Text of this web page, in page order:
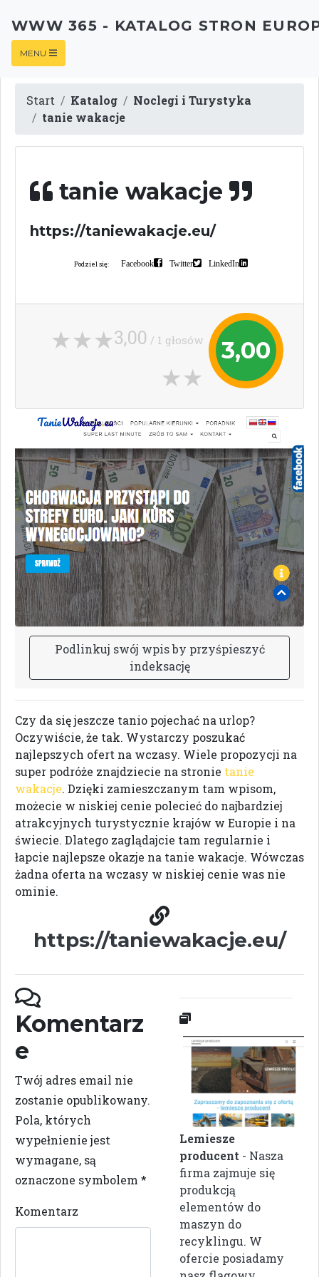
WWW 365 - KATALOG STRON
MENU
Start Katalog
Noclegi i Turystyka
tanie wakacje
tanie wakacje
https://taniewakacje.eu/
Podziel się: Facebook Twitter LinkedIn
3,00
3,00 / 1 głosów
Podlinkuj swój wpisby przyśpieszyć
indeksację
Czy da się jeszcze tanio pojechać na urlop?
Oczywiście, że tak. Wystarczy poszukać
najlepszych ofert na wczasy. Wiele propozycji na
super podróże znajdziecie na stronie tanie
wakacje. Dzięki zamieszczanym tam wpisom,
możecie w niskiej cenie polecieć do najbardziej
atrakcyjnych turystycznie krajów w Europie i na
świecie. Dlatego zaglądajcie tam regularnie i
łapcie najlepsze okazje na tanie wakacje. Wówczas
żadna oferta na wczasy w niskiej cenie was nie
ominie.
https://taniewakacje.eu/
Komentarz
e
Twój adres email nie
zostanie opublikowany.
Pola, których
wypełnienie jest
wymagane, są
oznaczone symbolem *
Komentarz
Lemiesze
producent - Nasza
firma zajmuje się
produkcją
elementów do
maszyn do
recyklingu. W
ofercie posiadamy